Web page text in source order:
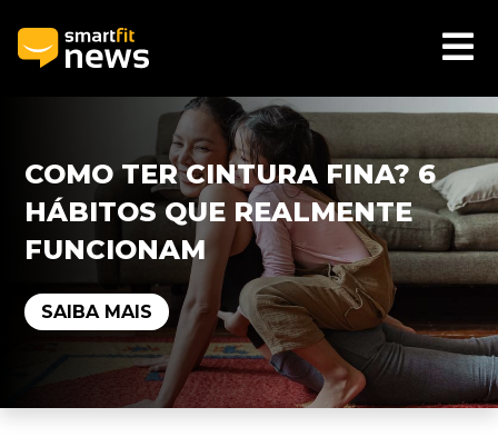
COMO TER CINTURA FINA? 6
HÁBITOS QUE REALMENTE
FUNCIONAM
SAIBA MAIS